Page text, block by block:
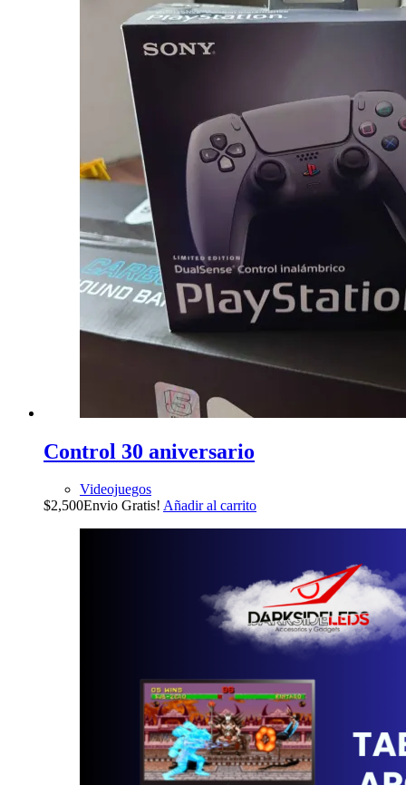
Control 30 aniversario
Videojuegos
$2,500Envio Gratis! Añadir al carrito